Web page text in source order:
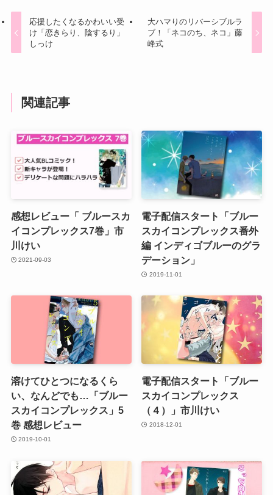
応援したくなるかわいい受
け「恋きらり、陰するり」
しっけ
大ハマりのリバーシブルラ
ブ！「ネコのち、ネコ」藤
峰式
関連記事
感想レビュー「 ブルースカ
イコンプレックス7巻」市
川けい
2021-09-03
電子配信スタート「ブルー
スカイコンプレックス番外
編 インディゴブルーのグラ
デーション」
2019-11-01
溶けてひとつになるくら
い、なんどでも…「ブルー
スカイコンプレックス」5
巻 感想レビュー
2019-10-01
電子配信スタート「ブルー
スカイコンプレックス
（４）」市川けい
2018-12-01